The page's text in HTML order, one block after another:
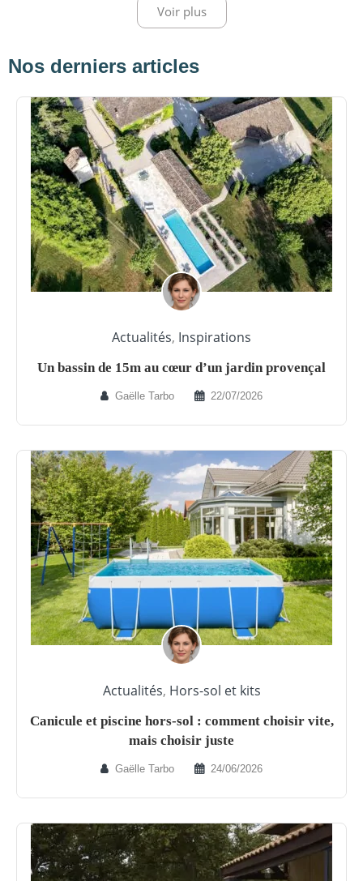
Voir plus
Nos derniers articles
Actualités, Inspirations
Un bassin de 15m au cœur d’un jardin provençal
Gaëlle Tarbo 22/07/2026
Actualités, Hors-sol et kits
Canicule et piscine hors-sol : comment choisir vite,
mais choisir juste
Gaëlle Tarbo 24/06/2026